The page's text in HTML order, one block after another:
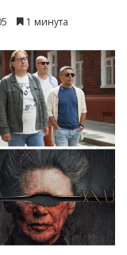
1 минута